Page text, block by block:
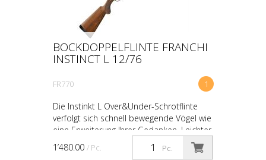
BOCKDOPPELFLINTE FRANCHI
INSTINCT L 12/76
1
FR770
Die Instinkt L Over&Under-Schrotflinte
verfolgt sich schnell bewegende Vögel wie
eine Erweiterung Ihrer Gedanken. Leichter
Schwingen Auffälliges Aussehen
Innovatives Desi...
Pc.
1’480.00 / Pc.